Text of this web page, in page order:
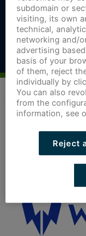
subdomain or
visiting, its own
technical,
networking and/
advertising
basis of your
of them, reject
individually by
You can also
from the
information, see
Reject